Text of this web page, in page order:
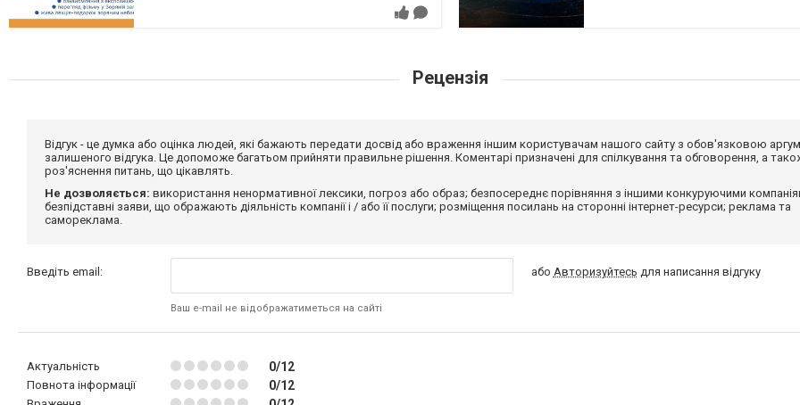
Рецензія
Відгук - це думка або оцінка людей, які бажають передати досвід або враження іншим користувачам нашого сайту з обов'язковою
залишеного відгука. Це допоможе багатьом прийняти правильне рішення. Коментарі призначені для спілкування та обговорення, а
роз'яснення питань, що цікавлять.
Не дозволяється: використання ненормативної лексики, погроз або образ; безпосереднє порівняння з іншими конкуруючими
безпідставні заяви, що ображають діяльність компанії і / або її послуги; розміщення посилань на сторонні інтернет-ресурси; реклама та
самореклама.
Введіть email:
Ваш e-mail не відображатиметься на сайті
або Авторизуйтесь для написання відгуку
Актуальність 0/12
Повнота інформації 0/12